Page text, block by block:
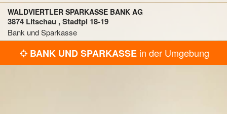
WALDVIERTLER SPARKASSE BANK AG
3874 Litschau , Stadtpl 18-19
Bank und Sparkasse
BANK UND SPARKASSE in der Umgebung